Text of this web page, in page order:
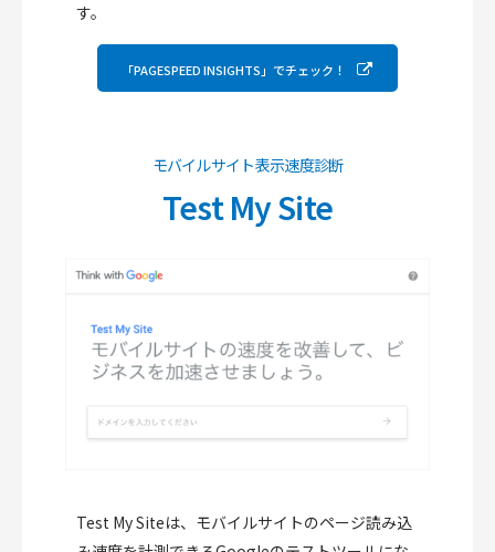
す。
「PAGESPEED INSIGHTS」でチェック！
モバイルサイト表示速度診断
Test My Site
Test My Siteは、モバイルサイトのページ読み込